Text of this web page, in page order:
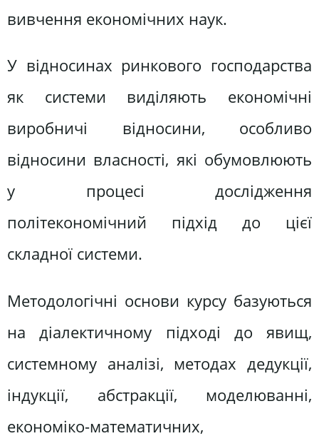
вивчення економічних наук.
У відносинах ринкового господарства
як системи виділяють економічні
виробничі відносини, особливо
відносини власності, які обумовлюють
у процесі дослідження
політекономічний підхід до цієї
складної системи.
Методологічні основи курсу базуються
на діалектичному підході до явищ,
системному аналізі, методах дедукції,
індукції, абстракції, моделюванні,
економіко-математичних,